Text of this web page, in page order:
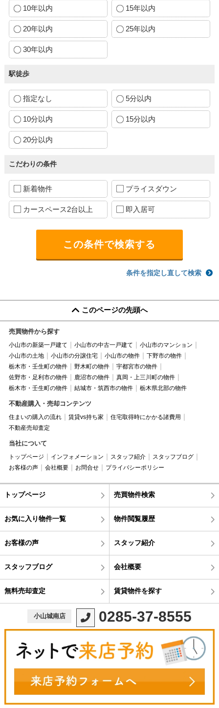
10年以内 15年以内
20年以内 25年以内
30年以内
駅徒歩
指定なし 5分以内
10分以内 15分以内
20分以内
こだわりの条件
新着物件 プライスダウン
カースペース2台以上 即入居可
条件を指定し直して検索
このページの先頭へ
売買物件から探す
小山市の新築一戸建て 小山市の中古一戸建て
小山市のマンション
小山市の土地
小山市の分譲住宅 小山市の物件
下野市の物件
栃木市・壬生町の物件
野木町の物件
宇都宮市の物件
佐野市・足利市の物件
鹿沼市の物件
真岡・上三川町の物件
栃木市・壬生町の物件
結城市・筑西市の物件 栃木県北部の物件
不動産購入・売却コンテンツ
住まいの購入の流れ 賃貸vs持ち家
住宅取得時にかかる諸費用
不動産売却査定
当社について
トップページ インフォメーション スタッフ紹介
スタッフブログ
お客様の声
会社概要 お問合せ プライバシーポリシー
トップページ 売買物件検索
お気に入り物件一覧 物件閲覧履歴
お客様の声 スタッフ紹介
スタッフブログ 会社概要
無料売却査定 賃貸物件を探す
小山城南店 0285-37-8555